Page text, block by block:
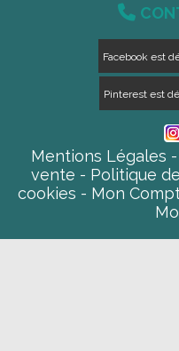

Facebook est
Pinterest est
Mentions Légales
vente
Politique
cookies
Mon